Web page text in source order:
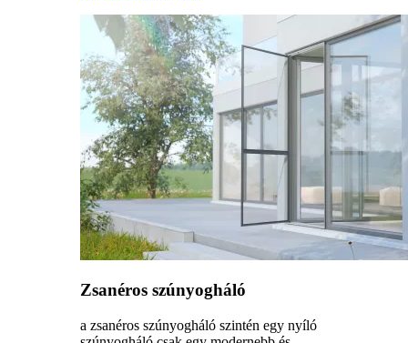
Zsanéros szúnyogháló
a zsanéros szúnyogháló szintén egy nyíló